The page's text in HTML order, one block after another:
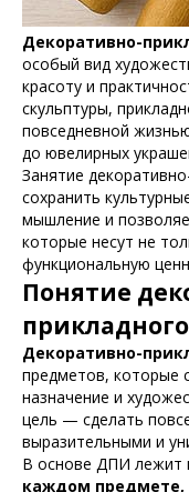
Декоративно-
особый вид
красоту и
скульптуры,
повседневной
до ювелирных
Занятие
сохранить
мышление и
которые несут не
функциональную
Понятие
Декоративно-
предметов, которые
назначение и
цель — сделать
выразительными и
В основе ДПИ лежит
каждом